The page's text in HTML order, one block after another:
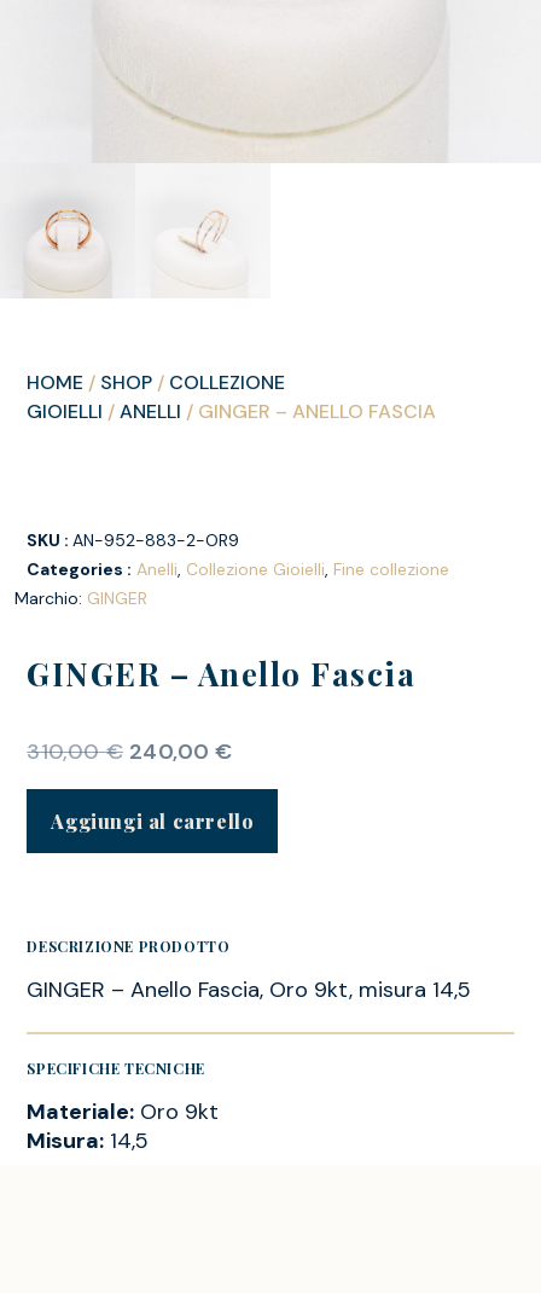
HOME / SHOP / COLLEZIONE
GIOIELLI /ANELLI / GINGER – ANELLO FASCIA
SKU :AN-952-883-2-OR9
Categories : Anelli, Collezione Gioielli, Fine collezione
Marchio: GINGER
GINGER – Anello Fascia
310,00€ 240,00 €
Aggiungi al carrello
DESCRIZIONE PRODOTTO
GINGER – Anello Fascia, Oro 9kt, misura 14,5
SPECIFICHE TECNICHE
Materiale: Oro 9kt
Misura: 14,5